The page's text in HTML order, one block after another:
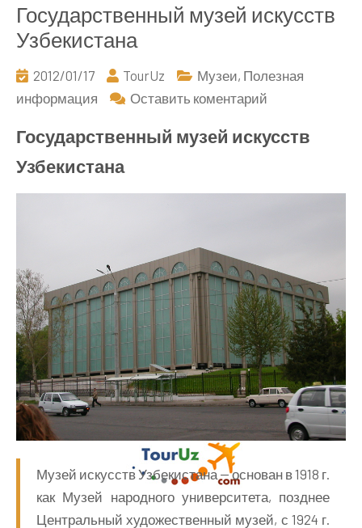
Государственный музей искусств
Узбекистана
2012/01/17 TourUz Музеи, Полезная
информация
Оставить коментарий
музей
Государственный музей искусств
Узбекистана
Музей искусств Узбекистана — основан в 1918 г.
как Музей народного университета, позднее
Центральный художественный музей, с 1924 г.